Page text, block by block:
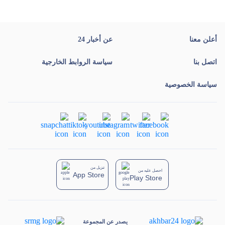
يصدر عن المجموعة
أعلن معنا عن أخبار 24
اتصل بنا سياسة الروابط الخارجية
سياسة الخصوصية
تنزيل من
App Store
احصل عليه من
Play Store